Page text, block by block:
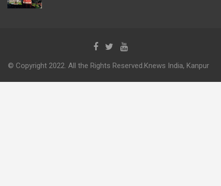
© Copyright 2022. All the Rights Reserved.Knews India, Kanpur